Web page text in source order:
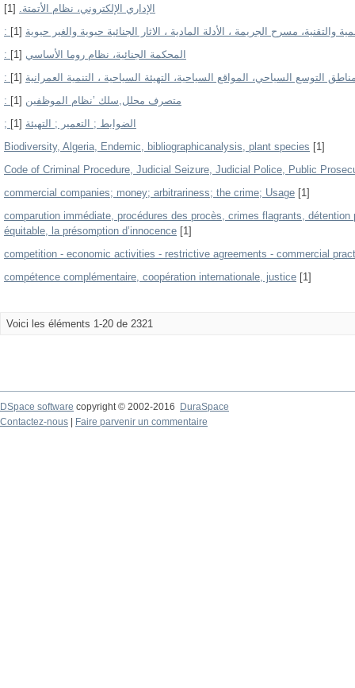
الإداري الإلكتروني، نظام الأتمتة. [1]
والتقنية، مسرح الجريمة ، الأدلة المادية ، الاثار الجنائية حيوية والغير حيوية [1]
: المحكمة الجنائية، نظام روما الأساسي [1]
التوسع السياحي، المواقع السياحية، التهيئة السياحية ، التنمية العمرانية [1]
: متصرف محلل,سلك ’نظام الموظفين [1]
; الضوابط ; التعمير ; التهيئة [1]
Biodiversity, Algeria, Endemic, bibliographicanalysis, plant species [1]
Code of Criminal Procedure, Judicial Seizure, Judicial Police, Public
commercial companies; money; arbitrariness; the crime; Usage [1]
comparution immédiate, procédures des procès, crimes flagrants,
équitable, la présomption d’innocence [1]
competition - economic activities - restrictive agreements - commercial
compétence complémentaire, coopération internationale, justice [1]
Voici les éléments 1-20 de 2321
DSpace software copyright © 2002-2016
DuraSpace
Contactez-nous
Faire parvenir un commentaire